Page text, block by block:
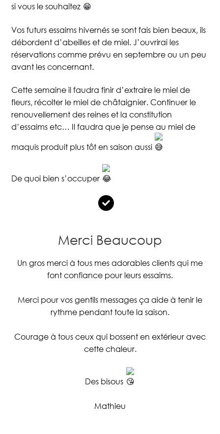
si vous le souhaitez
Vos futurs essaims hivernés se sont fais bien beaux, ils
débordent d’abeilles et de miel. J’ouvrirai les
réservations comme prévu en septembre ou un peu
avant les concernant.
Cette semaine il faudra finir d’extraire le miel de
fleurs, récolter le miel de châtaignier. Continuer le
renouvellement des reines et la constitution
d’essaims etc… Il faudra que je pense au miel de
maquis produit plus tôt en saison aussi
De quoi bien s’occuper
Merci Beaucoup
Un gros merci à tous mes adorables clients qui me
font confiance pour leurs essaims.
Merci pour vos gentils messages ça aide à tenir le
rythme pendant toute la saison.
Courage à tous ceux qui bossent en extérieur avec
cette chaleur.
Des bisous
Mathieu